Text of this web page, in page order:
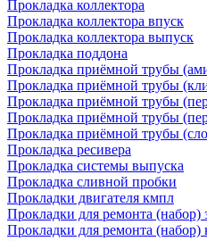
Прокладка коллектора
Прокладка коллектора впуск
Прокладка коллектора выпуск
Прокладка поддона
Прокладка приёмной трубы
Прокладка приёмной трубы
Прокладка приёмной трубы
Прокладка приёмной трубы
Прокладка приёмной трубы
Прокладка ресивера
Прокладка системы выпуска
Прокладка сливной пробки
Прокладки двигателя кмпл
Прокладки для ремонта (набор)
Прокладки для ремонта (набор)